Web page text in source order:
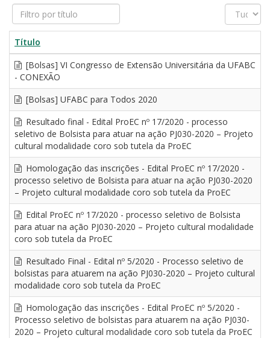
Filtro
por
título
Exibir
#
Título
[Bolsas] VI Congresso de Extensão Universitária da UFABC
- CONEXÃO
[Bolsas] UFABC para Todos 2020
Resultado final - Edital ProEC nº 17/2020 - processo
seletivo de Bolsista para atuar na ação PJ030-2020 – Projeto
cultural modalidade coro sob tutela da ProEC
Homologação das inscrições - Edital ProEC nº 17/2020 -
processo seletivo de Bolsista para atuar na ação PJ030-2020
– Projeto cultural modalidade coro sob tutela da ProEC
Edital ProEC nº 17/2020 - processo seletivo de Bolsista
para atuar na ação PJ030-2020 – Projeto cultural modalidade
coro sob tutela da ProEC
Resultado Final - Edital nº 5/2020 - Processo seletivo de
bolsistas para atuarem na ação PJ030-2020 – Projeto cultural
modalidade coro sob tutela da ProEC
Homologação das inscrições - Edital ProEC nº 5/2020 -
Processo seletivo de bolsistas para atuarem na ação PJ030-
2020 – Projeto cultural modalidade coro sob tutela da ProEC